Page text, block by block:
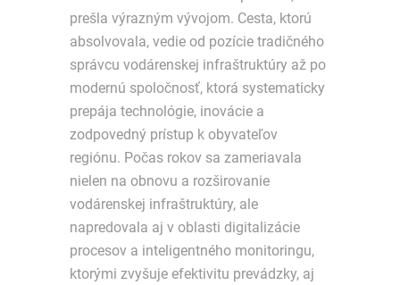
prešla výrazným vývojom. Cesta, ktorú
absolvovala, vedie od pozície tradičného
správcu vodárenskej infraštruktúry až po
modernú spoločnosť, ktorá systematicky
prepája technológie, inovácie a
zodpovedný prístup k obyvateľov
regiónu. Počas rokov sa zameriavala
nielen na obnovu a rozširovanie
vodárenskej infraštruktúry, ale
napredovala aj v oblasti digitalizácie
procesov a inteligentného monitoringu,
ktorými zvyšuje efektivitu prevádzky, aj